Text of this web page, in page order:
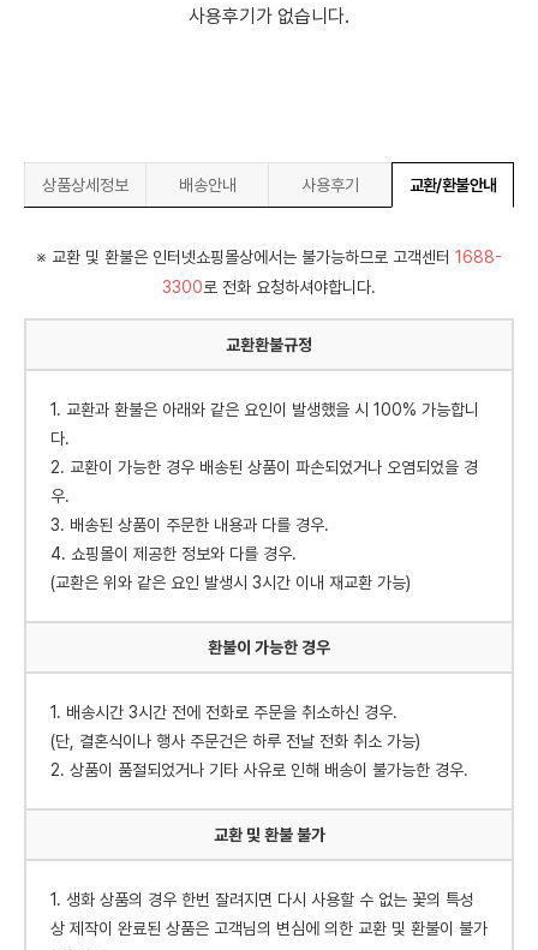
사용후기가 없습니다.
상품상세정보 배송안내 사용후기 교환/환불안내
※ 교환 및 환불은 인터넷쇼핑몰상에서는 불가능하므로 고객센터 1688-
3300로 전화 요청하셔야합니다.
교환환불규정
1. 교환과 환불은 아래와 같은 요인이 발생했을 시 100% 가능합니
다.
2. 교환이 가능한 경우 배송된 상품이 파손되었거나 오염되었을 경
우.
3. 배송된 상품이 주문한 내용과 다를 경우.
4. 쇼핑몰이 제공한 정보와 다를 경우.
(교환은 위와 같은 요인 발생시 3시간 이내 재교환 가능)
환불이 가능한 경우
1. 배송시간 3시간 전에 전화로 주문을 취소하신 경우.
(단, 결혼식이나 행사 주문건은 하루 전날 전화 취소 가능)
2. 상품이 품절되었거나 기타 사유로 인해 배송이 불가능한 경우.
교환 및 환불 불가
1. 생화 상품의 경우 한번 잘려지면 다시 사용할 수 없는 꽃의 특성
상 제작이 완료된 상품은 고객님의 변심에 의한 교환 및 환불이 불가